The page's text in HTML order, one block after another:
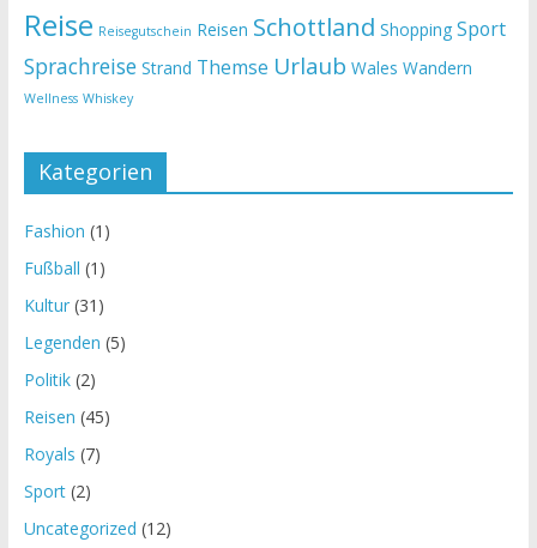
Reise Reisegutschein Reisen Schottland Shopping Sport
Sprachreise Strand Themse Urlaub Wales Wandern
Wellness Whiskey
Kategorien
Fashion (1)
Fußball (1)
Kultur(31)
Legenden (5)
Politik(2)
Reisen (45)
Royals (7)
Sport(2)
Uncategorized (12)